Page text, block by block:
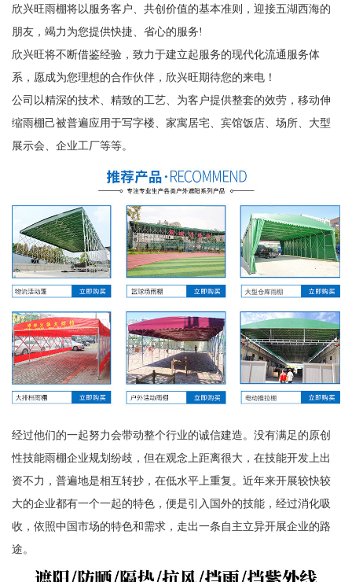
欣兴旺雨棚将以服务客户、共创价值的基本准则，迎接五湖西海的
朋友，竭力为您提供快捷、省心的服务!
欣兴旺将不断借鉴经验，致力于建立起服务的现代化流通服务体
系，愿成为您理想的合作伙伴，欣兴旺期待您的来电！
公司以精深的技术、精致的工艺、为客户提供整套的效劳，移动伸
缩雨棚己被普遍应用于写字楼、家寓居宅、宾馆饭店、场所、大型
展示会、企业工厂等等。
经过他们的一起努力会带动整个行业的诚信建造。没有满足的原创
性技能雨棚企业规划纷歧，但在观念上距离很大，在技能开发上出
资不力，普遍地是相互转抄，在低水平上重复。近年来开展较快较
大的企业都有一个一起的特色，便是引入国外的技能，经过消化吸
收，依照中国市场的特色和需求，走出一条自主立异开展企业的路
途。